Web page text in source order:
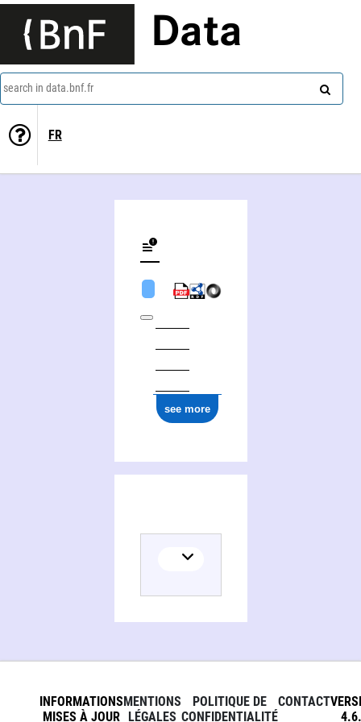
Data
search in data.bnf.fr
FR
see more
INFORMATIONS
MISES À JOUR
MENTIONS
LÉGALES
POLITIQUE DE
CONFIDENTIALITÉ
CONTACT